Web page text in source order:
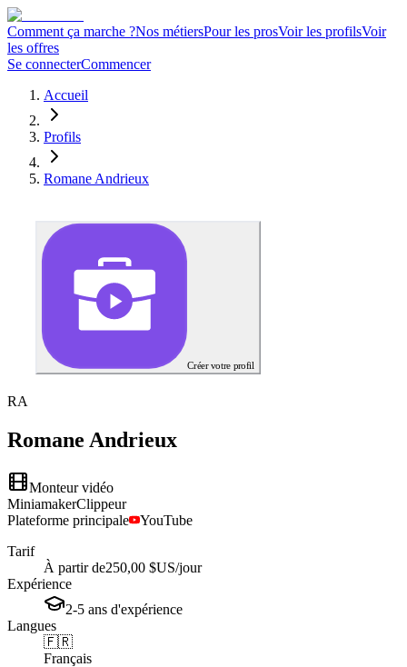
Comment ça marche ?Nos métiersPour les prosVoir les profilsVoir
les offres
Se connecterCommencer
Accueil
Profils
Romane Andrieux
Créer votre profil
RA
Romane Andrieux
Monteur vidéo
MiniamakerClippeur
Plateforme principale
YouTube
Tarif
À partir de250,00 $US/jour
Expérience
2-5 ans d'expérience
Langues
🇫🇷
Français